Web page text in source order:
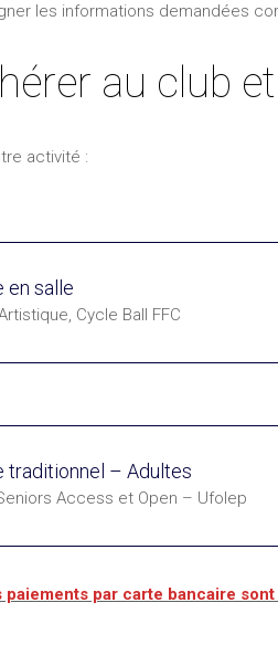
les informations demandées
au club
activité :
en salle
Cycle Ball FFC
traditionnel – Adultes
Access et Open – Ufolep
paiements par carte bancaire